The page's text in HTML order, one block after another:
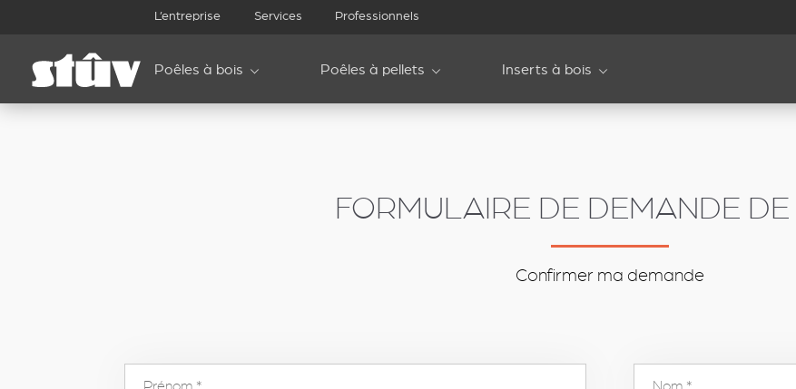
L’entreprise Services Professionnels
Poêles à bois Poêles à pellets Inserts à bois
FORMULAIRE DE DEMANDE DE
Confirmer ma demande